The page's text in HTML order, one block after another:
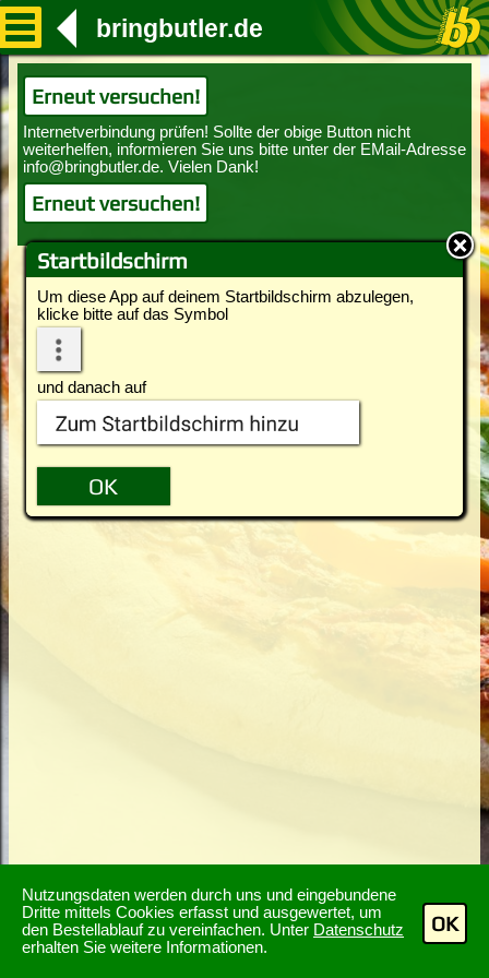
Nutzungsdaten werden durch uns und eingebundene
Dritte mittels Cookies erfasst und ausgewertet, um
den Bestellablauf zu vereinfachen. Unter Datenschutz
erhalten Sie weitere Informationen.
OK
Startbildschirm
Um diese App auf deinem Startbildschirm abzulegen,
klicke bitte auf das Symbol
und danach auf
bringbutler.de
Erneut versuchen!
Erneut versuchen!